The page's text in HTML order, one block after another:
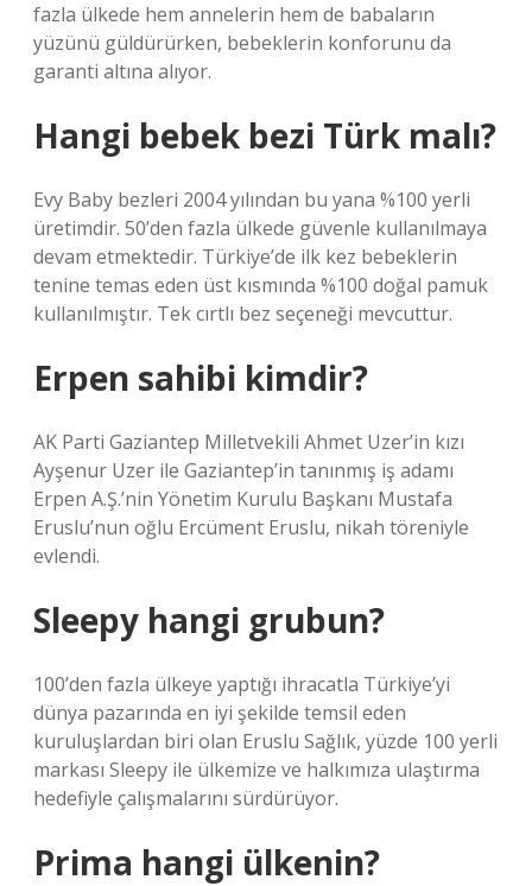
fazla ülkede hem annelerin hem de babaların
yüzünü güldürürken, bebeklerin konforunu da
garanti altına alıyor.
Hangi bebek bezi Türk malı?
Evy Baby bezleri 2004 yılından bu yana %100 yerli
üretimdir. 50’den fazla ülkede güvenle kullanılmaya
devam etmektedir. Türkiye’de ilk kez bebeklerin
tenine temas eden üst kısmında %100 doğal pamuk
kullanılmıştır. Tek cırtlı bez seçeneği mevcuttur.
Erpen sahibi kimdir?
AK Parti Gaziantep Milletvekili Ahmet Uzer’in kızı
Ayşenur Uzer ile Gaziantep’in tanınmış iş adamı
Erpen A.Ş.’nin Yönetim Kurulu Başkanı Mustafa
Eruslu’nun oğlu Ercüment Eruslu, nikah töreniyle
evlendi.
Sleepy hangi grubun?
100’den fazla ülkeye yaptığı ihracatla Türkiye’yi
dünya pazarında en iyi şekilde temsil eden
kuruluşlardan biri olan Eruslu Sağlık, yüzde 100 yerli
markası Sleepy ile ülkemize ve halkımıza ulaştırma
hedefiyle çalışmalarını sürdürüyor.
Prima hangi ülkenin?